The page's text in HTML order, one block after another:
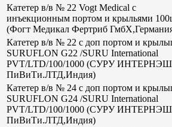
Катетер в/в № 22 Vogt Medical с
инъекционным портом и крыльями
(Фогт Медикал Фертриб
Катетер в/в № 22 с доп портом и
SURUFLON G22 /SURU International
PVT/LTD/100/1000 (СУРУ
ПиВиТи.ЛТД,Индия)
Катетер в/в № 24 с доп портом и
SURUFLON G24 /SURU International
PVT/LTD/100/1000 (СУРУ
ПиВиТи.ЛТД,Индия)